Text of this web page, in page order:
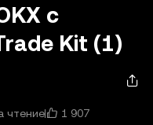
с
Kit (1)
чтение 1 907